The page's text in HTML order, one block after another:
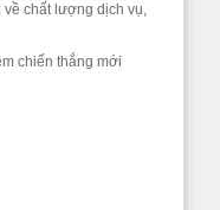
về chất lượng dịch vụ,
chiến thắng mới